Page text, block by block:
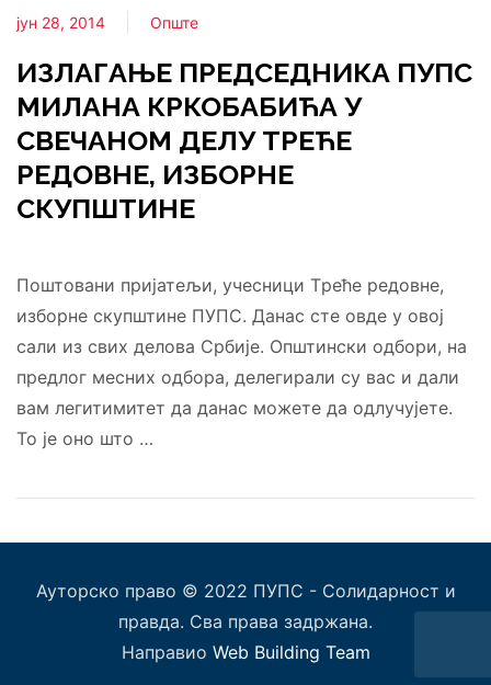
јун 28, 2014 Опште
ИЗЛАГАЊЕ ПРЕДСЕДНИКА ПУПС
МИЛАНА КРКОБАБИЋА У
СВЕЧАНОМ ДЕЛУ ТРЕЋЕ
РЕДОВНЕ, ИЗБОРНЕ
СКУПШТИНЕ
Поштовани пријатељи, учесници Tреће редовне,
изборне скупштине ПУПС. Данас сте овде у овој
сали из свих делова Србије. Oпштински одбори, на
предлог месних одбора, делегирали су вас и дали
вам легитимитет да данас можете да одлучуjeтe.
То је оно што …
Ауторско право © 2022 ПУПС - Солидарност и
правда. Сва права задржана.
Направио Web Building Team